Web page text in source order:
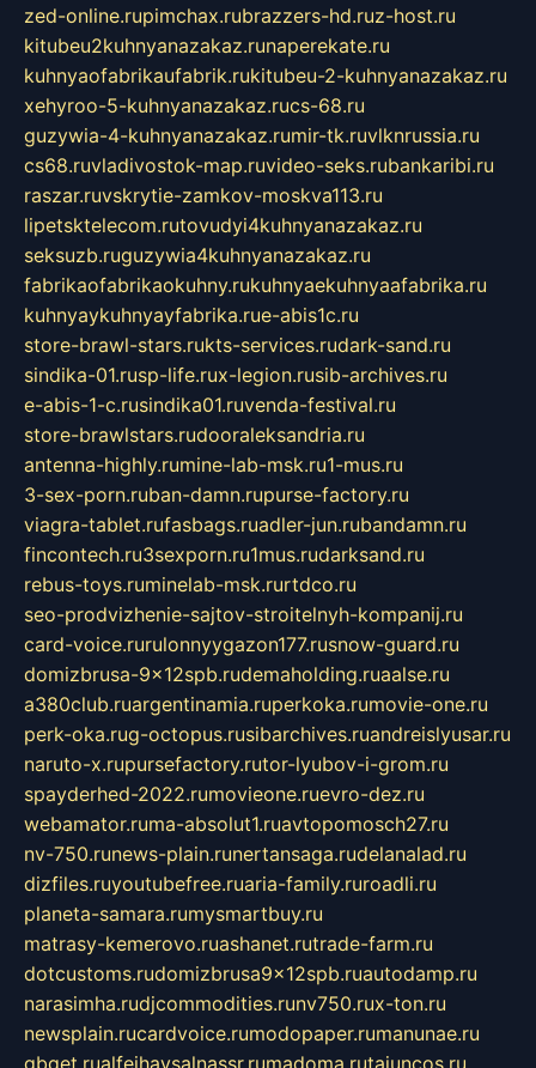
zed-online.rupimchax.rubrazzers-hd.ruz-host.ru
kitubeu2kuhnyanazakaz.runaperekate.ru
kuhnyaofabrikaufabrik.rukitubeu-2-kuhnyanazakaz.ru
xehyroo-5-kuhnyanazakaz.rucs-68.ru
guzywia-4-kuhnyanazakaz.rumir-tk.ruvlknrussia.ru
cs68.ruvladivostok-map.ruvideo-seks.rubankaribi.ru
raszar.ruvskrytie-zamkov-moskva113.ru
lipetsktelecom.rutovudyi4kuhnyanazakaz.ru
seksuzb.ruguzywia4kuhnyanazakaz.ru
fabrikaofabrikaokuhny.rukuhnyaekuhnyaafabrika.ru
kuhnyaykuhnyayfabrika.rue-abis1c.ru
store-brawl-stars.rukts-services.rudark-sand.ru
sindika-01.rusp-life.rux-legion.rusib-archives.ru
e-abis-1-c.rusindika01.ruvenda-festival.ru
store-brawlstars.rudooraleksandria.ru
antenna-highly.rumine-lab-msk.ru1-mus.ru
3-sex-porn.ruban-damn.rupurse-factory.ru
viagra-tablet.rufasbags.ruadler-jun.rubandamn.ru
fincontech.ru3sexporn.ru1mus.rudarksand.ru
rebus-toys.ruminelab-msk.rurtdco.ru
seo-prodvizhenie-sajtov-stroitelnyh-kompanij.ru
card-voice.rurulonnyygazon177.rusnow-guard.ru
domizbrusa-9x12spb.rudemaholding.ruaalse.ru
a380club.ruargentinamia.ruperkoka.rumovie-one.ru
perk-oka.rug-octopus.rusibarchives.ruandreislyusar.ru
naruto-x.rupursefactory.rutor-lyubov-i-grom.ru
spayderhed-2022.rumovieone.ruevro-dez.ru
webamator.ruma-absolut1.ruavtopomosch27.ru
nv-750.runews-plain.runertansaga.rudelanalad.ru
dizfiles.ruyoutubefree.ruaria-family.ruroadli.ru
planeta-samara.rumysmartbuy.ru
matrasy-kemerovo.ruashanet.rutrade-farm.ru
dotcustoms.rudomizbrusa9x12spb.ruautodamp.ru
narasimha.rudjcommodities.runv750.rux-ton.ru
newsplain.rucardvoice.rumodopaper.rumanunae.ru